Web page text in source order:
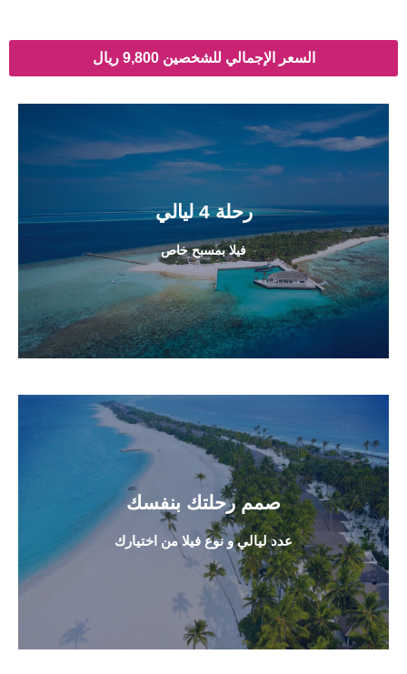
السعر الإجمالي للشخصين 9,800 ريال
رحلة 4 ليالي
فيلا بمسبح خاص
رحلة 4 ليالي
تبدأ من 13,950 ريال
صمم رحلتك بنفسك
عدد ليالي و نوع فيلا من اختيارك
اتصل بمسئولينا
لتحديد عدد الليالي ونوع الفيلا
من هنا